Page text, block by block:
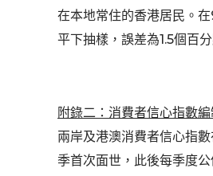
在本地常住的香港居民。
平下抽樣，誤差為1.5個百分
附錄二：消費者信心指數編
兩岸及港澳消費者信心指
季首次面世，此後每季度